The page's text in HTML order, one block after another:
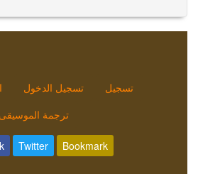
تسجيل الدخول
تسجيل
ترجمة الموسيقى
Twitter Bookmark